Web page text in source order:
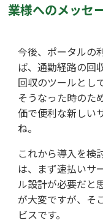
業様へのメッセ
今後、ポータルの
ば、通勤経路の回
回収のツールとし
そうなった時のた
価で便利な新しい
ね。
これから導入を検
は、まず速払いサ
ル設計が必要だと
が大変ですが、そ
ビスです。